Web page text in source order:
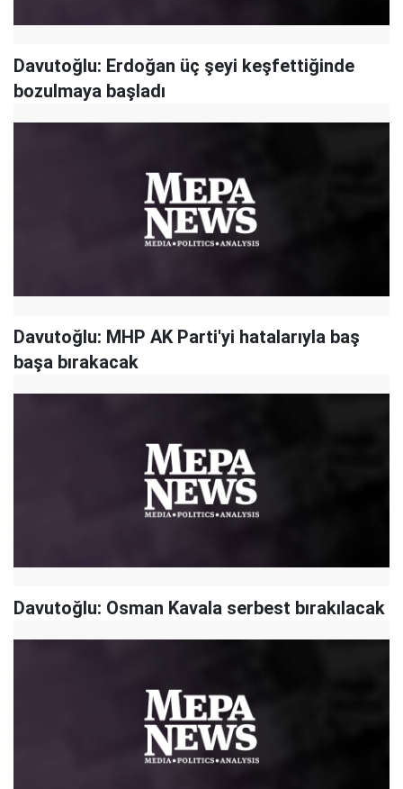
Davutoğlu: Erdoğan üç şeyi keşfettiğinde
bozulmaya başladı
Davutoğlu: MHP AK Parti'yi hatalarıyla baş
başa bırakacak
Davutoğlu: Osman Kavala serbest bırakılacak